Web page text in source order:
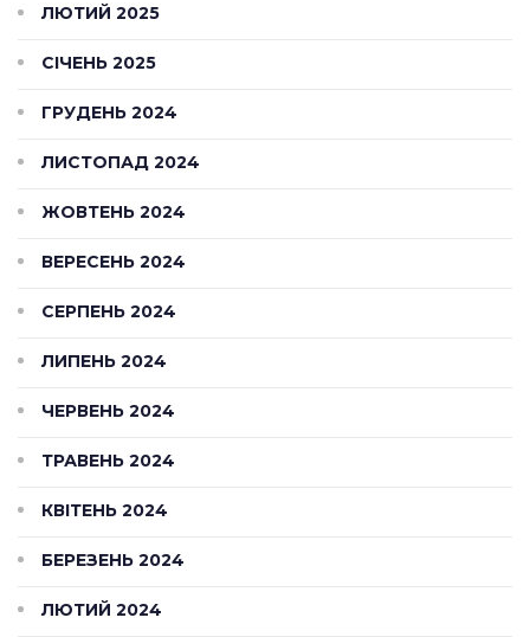
ЛЮТИЙ 2025
СІЧЕНЬ 2025
ГРУДЕНЬ 2024
ЛИСТОПАД 2024
ЖОВТЕНЬ 2024
ВЕРЕСЕНЬ 2024
СЕРПЕНЬ 2024
ЛИПЕНЬ 2024
ЧЕРВЕНЬ 2024
ТРАВЕНЬ 2024
КВІТЕНЬ 2024
БЕРЕЗЕНЬ 2024
ЛЮТИЙ 2024